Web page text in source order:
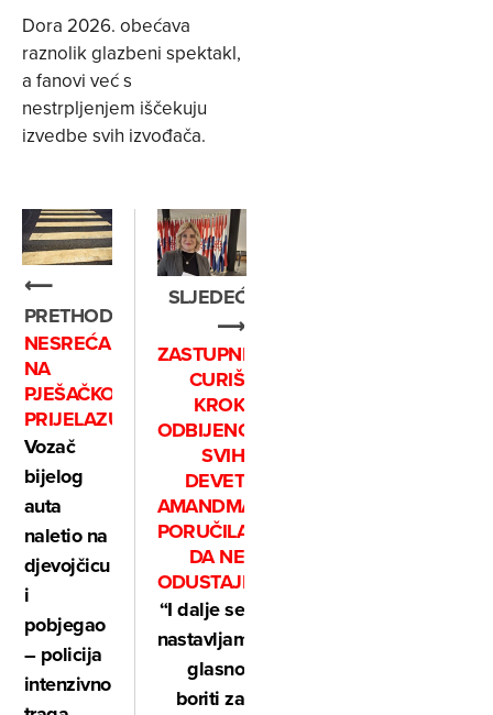
Dora 2026. obećava
raznolik glazbeni spektakl,
a fanovi već s
nestrpljenjem iščekuju
izvedbe svih izvođača.
⟵
PRETHODNO
NESREĆA
NA
PJEŠAČKOM
PRIJELAZU
Vozač
bijelog
auta
naletio na
djevojčicu
i
pobjegao
– policija
intenzivno
SLJEDEĆE
⟶
ZASTUPNICI
CURIŠ
KROK
ODBIJENO
SVIH
DEVET
AMANDMANA,
PORUČILA
DA NE
ODUSTAJE:
“I dalje se
nastavljam
glasno
boriti za